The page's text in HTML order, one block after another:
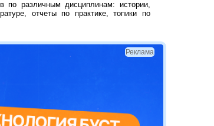
по различным дисциплинам: истории,
отчеты по практике, топики по
Реклама